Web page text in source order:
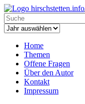
hirschstetten.info
Home
Themen
Offene Fragen
Über den Autor
Kontakt
Impressum